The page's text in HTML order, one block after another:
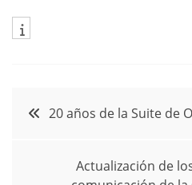
Navegación
20 años de la Suite de
Actualización de